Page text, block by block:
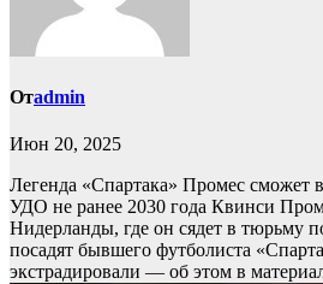
Отadmin
Июн 20, 2025
Легенда «Спартака» Промес сможет
УДО не ранее 2030 года Квинси
Нидерланды, где он сядет в тюрьму
посадят бывшего футболиста
экстрадировали — об этом в